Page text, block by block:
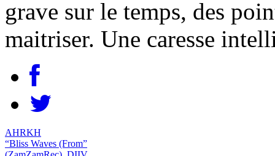
grave sur le temps, des
maitriser. Une caresse
AHRKH
“Bliss Waves (From”